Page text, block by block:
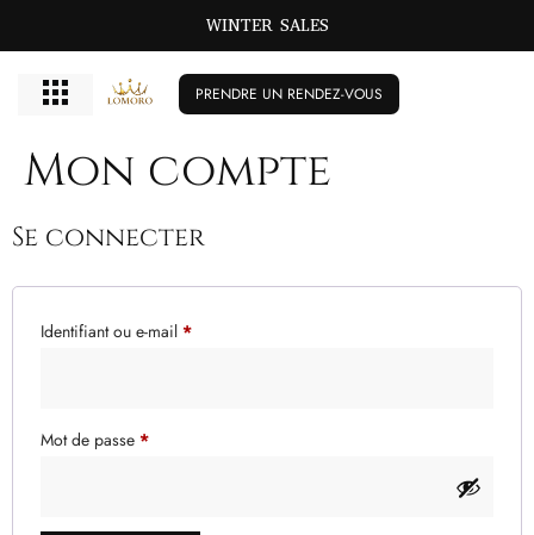
WINTER SALES
PRENDRE UN RENDEZ-VOUS
Mon compte
Se connecter
Identifiant ou e-mail *
Mot de passe *